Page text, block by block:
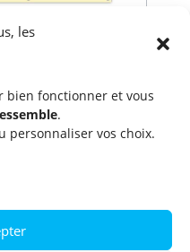
les
bien fonctionner et vous
.
personnaliser vos choix.